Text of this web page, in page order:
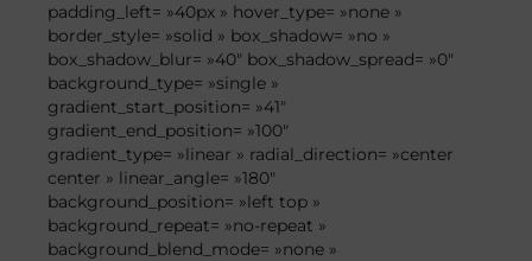
padding_left= »40px » hover_type= »none »
border_style= »solid » box_shadow= »no »
box_shadow_blur= »40″ box_shadow_spread= »0″
background_type= »single »
gradient_start_position= »41″
gradient_end_position= »100″
gradient_type= »linear » radial_direction= »center
center » linear_angle= »180″
background_position= »left top »
background_repeat= »no-repeat »
background_blend_mode= »none »